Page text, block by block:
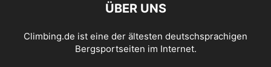
ÜBER UNS
Climbing.de ist eine der ältesten deutschsprachigen
Bergsportseiten im Internet.